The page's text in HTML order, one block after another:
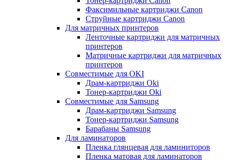
Факсимильные картриджи Canon
Струйные картриджи Canon
Для матричных принтеров
Ленточные картриджи для матричных
принтеров
Матричные картриджи для матричных
принтеров
Совместимые для OKI
Драм-картриджи Oki
Тонер-картриджи Oki
Совместимые для Samsung
Драм-картриджи Samsung
Тонер-картриджи Samsung
Барабаны Samsung
Для ламинаторов
Пленка глянцевая для ламиниторов
Пленка матовая для ламинаторов